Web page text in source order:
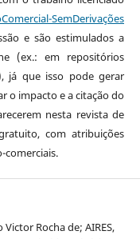
SemDerivações
e são estimulados a
(ex.: em repositórios
já que isso pode gerar
o impacto e a citação do
nesta revista de
com atribuições
comerciais.
Victor Rocha de; AIRES,